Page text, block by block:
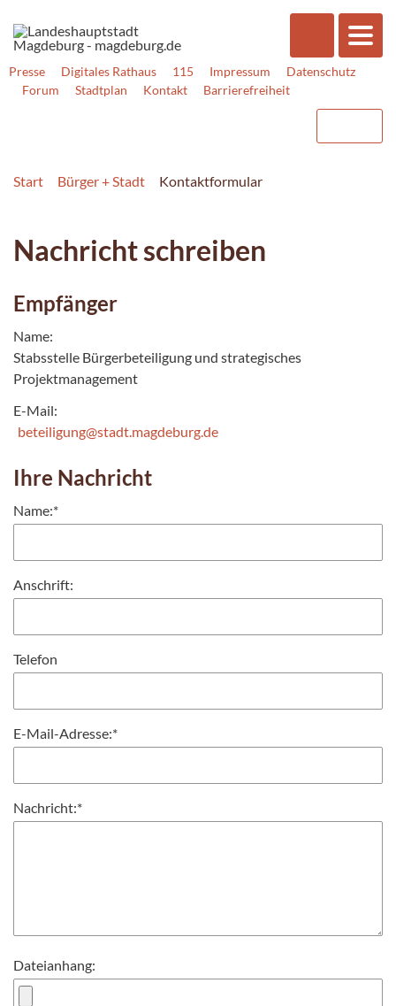
Presse Digitales Rathaus 115 Impressum
Datenschutz
Forum
Stadtplan Kontakt Barrierefreiheit
Start Bürger + Stadt Kontaktformular
Nachricht schreiben
Empfänger
Name:
Stabsstelle Bürgerbeteiligung und strategisches
Projektmanagement
E-Mail:
beteiligung@stadt.magdeburg.de
Ihre Nachricht
Name:*
Anschrift:
Telefon
E-Mail-Adresse:*
Nachricht:*
Dateianhang: